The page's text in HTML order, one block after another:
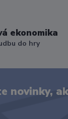
ekonomika
do hry
novinky,